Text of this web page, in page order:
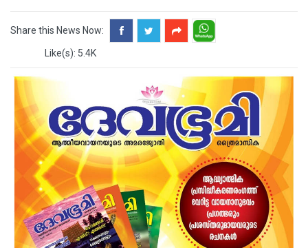
Share this News Now:
Like(s): 5.4K